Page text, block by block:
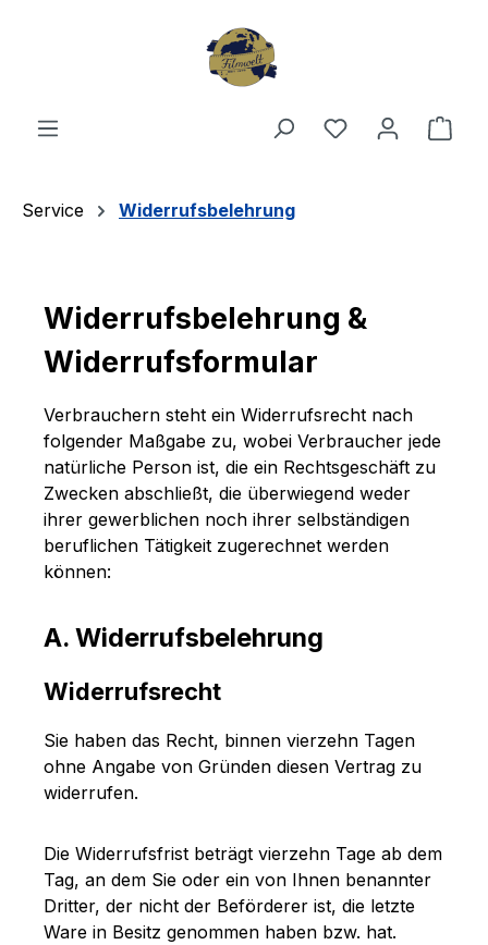
Du hast 0
Service Widerrufsbelehrung
Widerrufsbelehrung &
Widerrufsformular
Verbrauchern steht ein Widerrufsrecht nach
folgender Maßgabe zu, wobei Verbraucher jede
natürliche Person ist, die ein Rechtsgeschäft zu
Zwecken abschließt, die überwiegend weder
ihrer gewerblichen noch ihrer selbständigen
beruflichen Tätigkeit zugerechnet werden
können:
A. Widerrufsbelehrung
Widerrufsrecht
Sie haben das Recht, binnen vierzehn Tagen
ohne Angabe von Gründen diesen Vertrag zu
widerrufen.
Die Widerrufsfrist beträgt vierzehn Tage ab dem
Tag, an dem Sie oder ein von Ihnen benannter
Dritter, der nicht der Beförderer ist, die letzte
Ware in Besitz genommen haben bzw. hat.